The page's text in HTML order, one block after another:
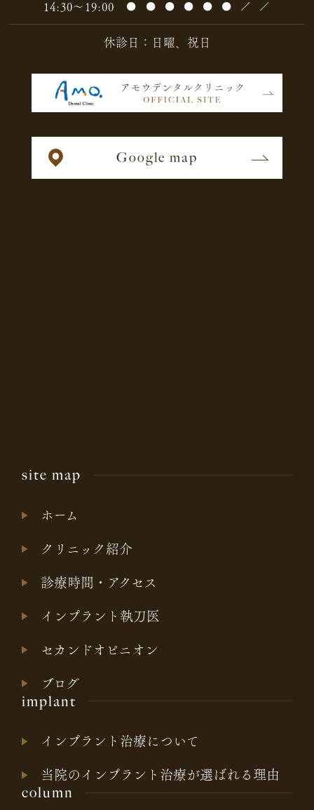
14:30～19:00 ● ● ● ● ● ● ／ ／
休診日：日曜、祝日
Google map
site map
ホーム
クリニック紹介
診療時間・アクセス
インプラント執刀医
セカンドオピニオン
ブログ
implant
インプラント治療について
当院のインプラント治療が選ばれる理由
column